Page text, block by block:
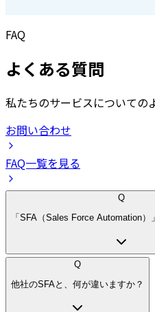
FAQ
よくある質問
私たちのサービスについての
お問い合わせ
FAQ一覧を見る
Q
「SFA（Sales Force Automation）
Q
他社のSFAと、何が違いますか？